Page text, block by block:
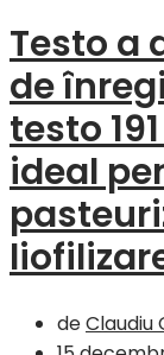
Testo a
de
testo
ideal
deClaudiu